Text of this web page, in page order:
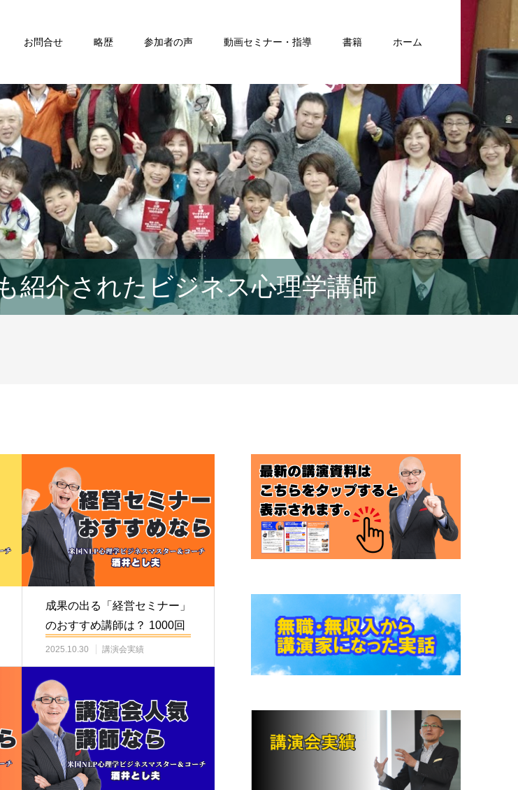
お問合せ 略歴 参加者の声 動画セミナー・指導 書籍 ホーム
紹介されたビジネス心理学講師
成果の出る「経営セミナー」
のおすすめ講師は？ 1000回
登壇とリピー…
2025.10.30 講演会実績